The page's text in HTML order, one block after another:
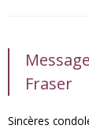
Fraser
Sincères